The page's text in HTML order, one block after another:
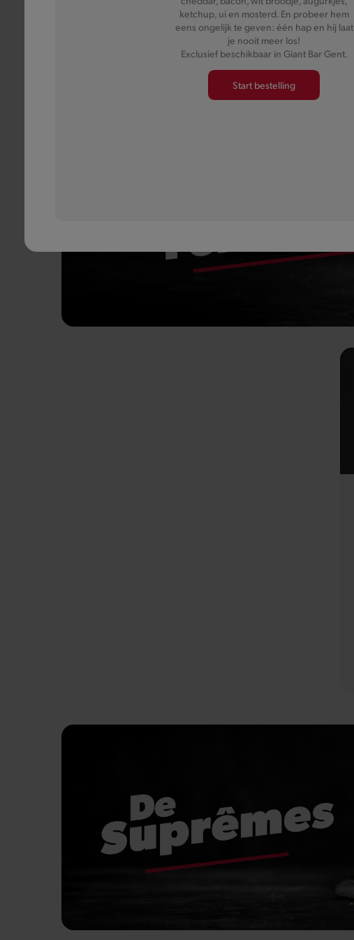
ketchup, ui en mosterd. En probeer hem
eens ongelijk te geven: één hap en hij laat
je nooit meer los!
Exclusief beschikbaar in Giant Bar Gent.
Start bestelling